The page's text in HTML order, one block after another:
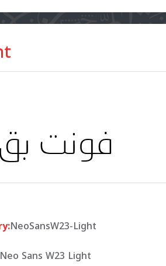
NeoSansW23-Light
Neo Sans W23 Light